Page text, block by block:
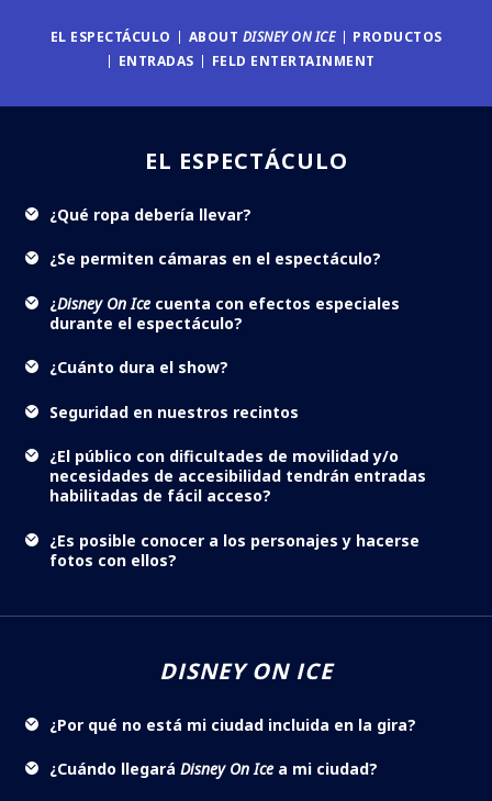
EL ESPECTÁCULO ABOUT DISNEY ON ICE
PRODUCTOS
ENTRADAS
FELD ENTERTAINMENT
EL ESPECTÁCULO
¿Qué ropa debería llevar?
¿Se permiten cámaras en el espectáculo?
¿Disney On Ice cuenta con efectos especiales
durante el espectáculo?
¿Cuánto dura el show?
Seguridad en nuestros recintos
¿El público con dificultades de movilidad y/o
necesidades de accesibilidad tendrán entradas
habilitadas de fácil acceso?
¿Es posible conocer a los personajes y hacerse
fotos con ellos?
DISNEY ON ICE
¿Por qué no está mi ciudad incluida en la gira?
¿Cuándo llegará Disney On Ice a mi ciudad?